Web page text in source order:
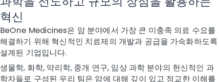
혁신
BeOne Medicines은 암 분야에서 가장 큰 미충족 의료 수요를
해결하기 위해 혁신적인 치료제의 개발과 공급을 가속화하도록
설계된 기업입니다.
생물학, 화학, 약리학, 중개 연구, 임상 과학 분야의 헌신적인 과
학자들로 구성된 우리 팀은 암에 대해 깊이 있고 정교한 이해를